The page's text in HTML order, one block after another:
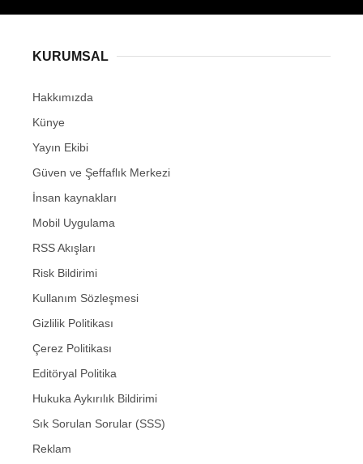
KURUMSAL
Hakkımızda
Künye
Yayın Ekibi
Güven ve Şeffaflık Merkezi
İnsan kaynakları
Mobil Uygulama
RSS Akışları
Risk Bildirimi
Kullanım Sözleşmesi
Gizlilik Politikası
Çerez Politikası
Editöryal Politika
Hukuka Aykırılık Bildirimi
Sık Sorulan Sorular (SSS)
Reklam